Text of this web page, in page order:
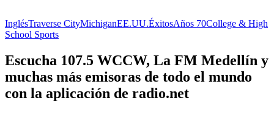
InglésTraverse CityMichiganEE.UU.ÉxitosAños 70College & High
School Sports
Escucha 107.5 WCCW, La FM Medellín y
muchas más emisoras de todo el mundo
con la aplicación de radio.net